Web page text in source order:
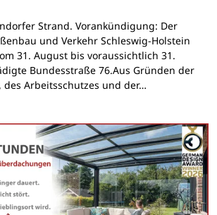
Strand. Vorankündigung: Der
und Verkehr Schleswig-Holstein
31. August bis voraussichtlich 31.
Bundesstraße 76.Aus Gründen der
des Arbeitsschutzes und der…